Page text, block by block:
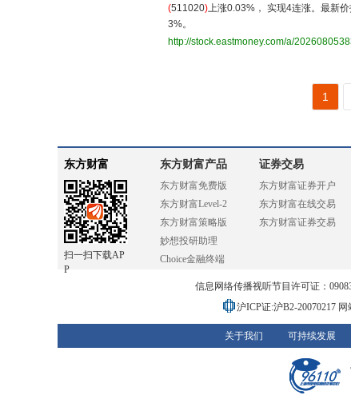
(511020)上涨0.03%， 实现4连涨。最新
3%。
http://stock.eastmoney.com/a/
1
东方财富
扫一扫下载AP
P
东方财富产品
东方财富免费版
东方财富Level-2
东方财富策略版
妙想投研助理
Choice金融终端
证券交易
东方财富证券开户
东方财富在线交易
东方财富证券交易
信息网络传播视听节目许可证：
沪ICP证:沪B2-20070217 网
关于我们 可持续发展